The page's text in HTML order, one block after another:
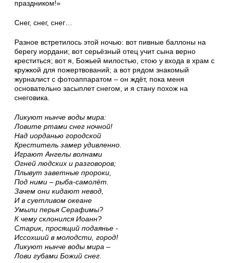
праздником!»
Снег, снег, снег…
Разное встретилось этой ночью: вот пивные баллоны на
берегу иордани; вот серьёзный отец учит сына верно
креститься; вот я, Божьей милостью, стою у входа в храм с
кружкой для пожертвований; а вот рядом знакомый
журналист с фотоаппаратом – он ждёт, пока меня
основательно засыплет снегом, и я стану похож на
снеговика.
Ликуют нынче воды мира:
Ловите ртами снег ночной!
Над иорданью городской
Креститель замер удивленно.
Играют Ангелы волнами
Огней людских и разговоров;
Плывут заветные пророки,
Под ними – рыба-самолёт.
Зачем они кидают невод,
И в суетливом океане
Умыли перья Серафимы?
К чему склонился Иоанн?
Старик, просящий подаянье -
Иссохший в молодсти, город!
Ликуют нынче воды мира –
Лови губами Божий снег.